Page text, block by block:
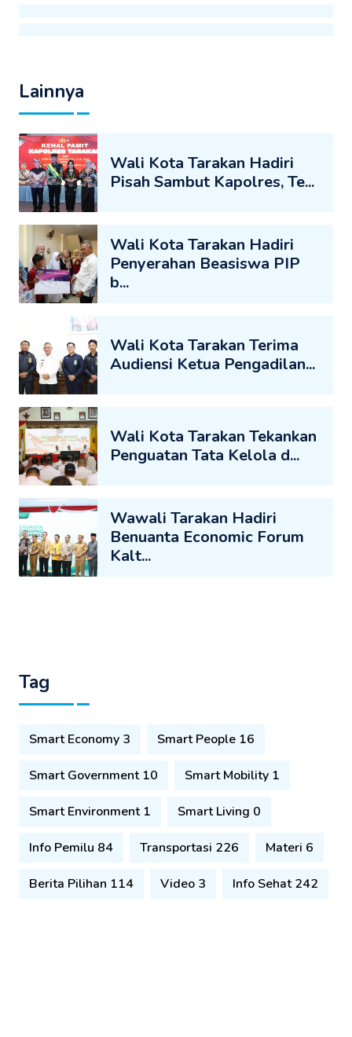
Lainnya
Wali Kota Tarakan Hadiri
Pisah Sambut Kapolres, Te...
Wali Kota Tarakan Hadiri
Penyerahan Beasiswa PIP
b...
Wali Kota Tarakan Terima
Audiensi Ketua Pengadilan...
Wali Kota Tarakan Tekankan
Penguatan Tata Kelola d...
Wawali Tarakan Hadiri
Benuanta Economic Forum
Kalt...
Tag
Smart Economy 3 Smart People 16
Smart Government 10 Smart Mobility 1
Smart Environment 1 Smart Living 0
Info Pemilu 84 Transportasi 226 Materi 6
Berita Pilihan 114 Video 3 Info Sehat 242